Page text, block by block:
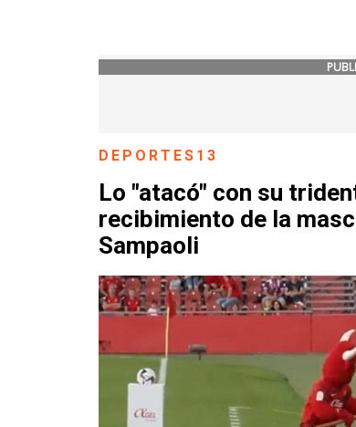
DEPORTES13
Lo "atacó" con su
recibimiento de la
Sampaoli